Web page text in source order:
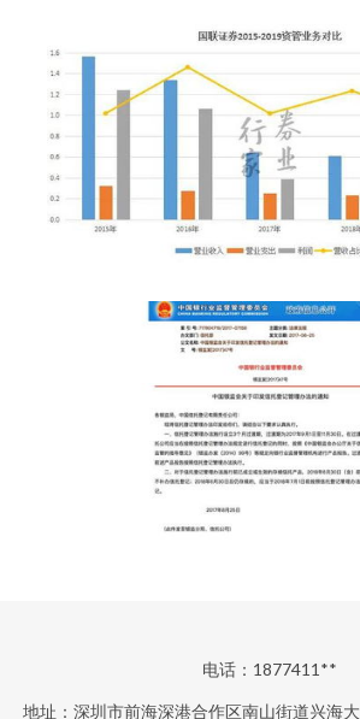
电话：1877411**
地址：深圳市前海深港合作区南山街道兴海